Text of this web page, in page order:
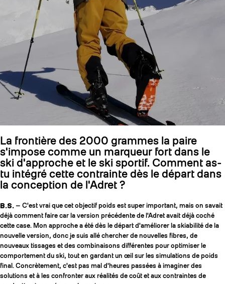
La frontière des 2000 grammes la paire
s'impose comme un marqueur fort dans le
ski d'approche et le ski sportif. Comment as-
tu intégré cette contrainte dès le départ dans
la conception de l'Adret ?
B.S. — C'est vrai que cet objectif poids est super important, mais on savait
déjà comment faire car la version précédente de l'Adret avait déjà coché
cette case. Mon approche a été dès le départ d'améliorer la skiabilité de la
nouvelle version, donc je suis allé chercher de nouvelles fibres, de
nouveaux tissages et des combinaisons différentes pour optimiser le
comportement du ski, tout en gardant un œil sur les simulations de poids
final. Concrètement, c'est pas mal d'heures passées à imaginer des
solutions et à les confronter aux réalités de coût et aux contraintes de